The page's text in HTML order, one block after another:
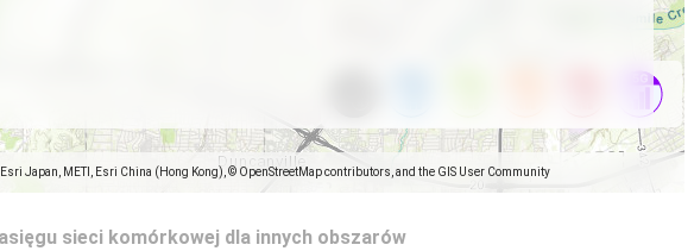
Japan, METI, Esri China (Hong Kong), © OpenStreetMap contributors, and the GIS User Community
sieci komórkowej dla innych obszarów